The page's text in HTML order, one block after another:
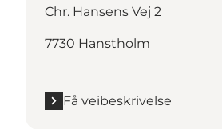
Chr. Hansens Vej 2
7730 Hanstholm
Få veibeskrivelse